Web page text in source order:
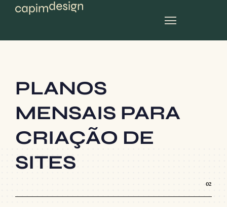
PLANOS
MENSAIS PARA
CRIAÇÃO DE
SITES
02